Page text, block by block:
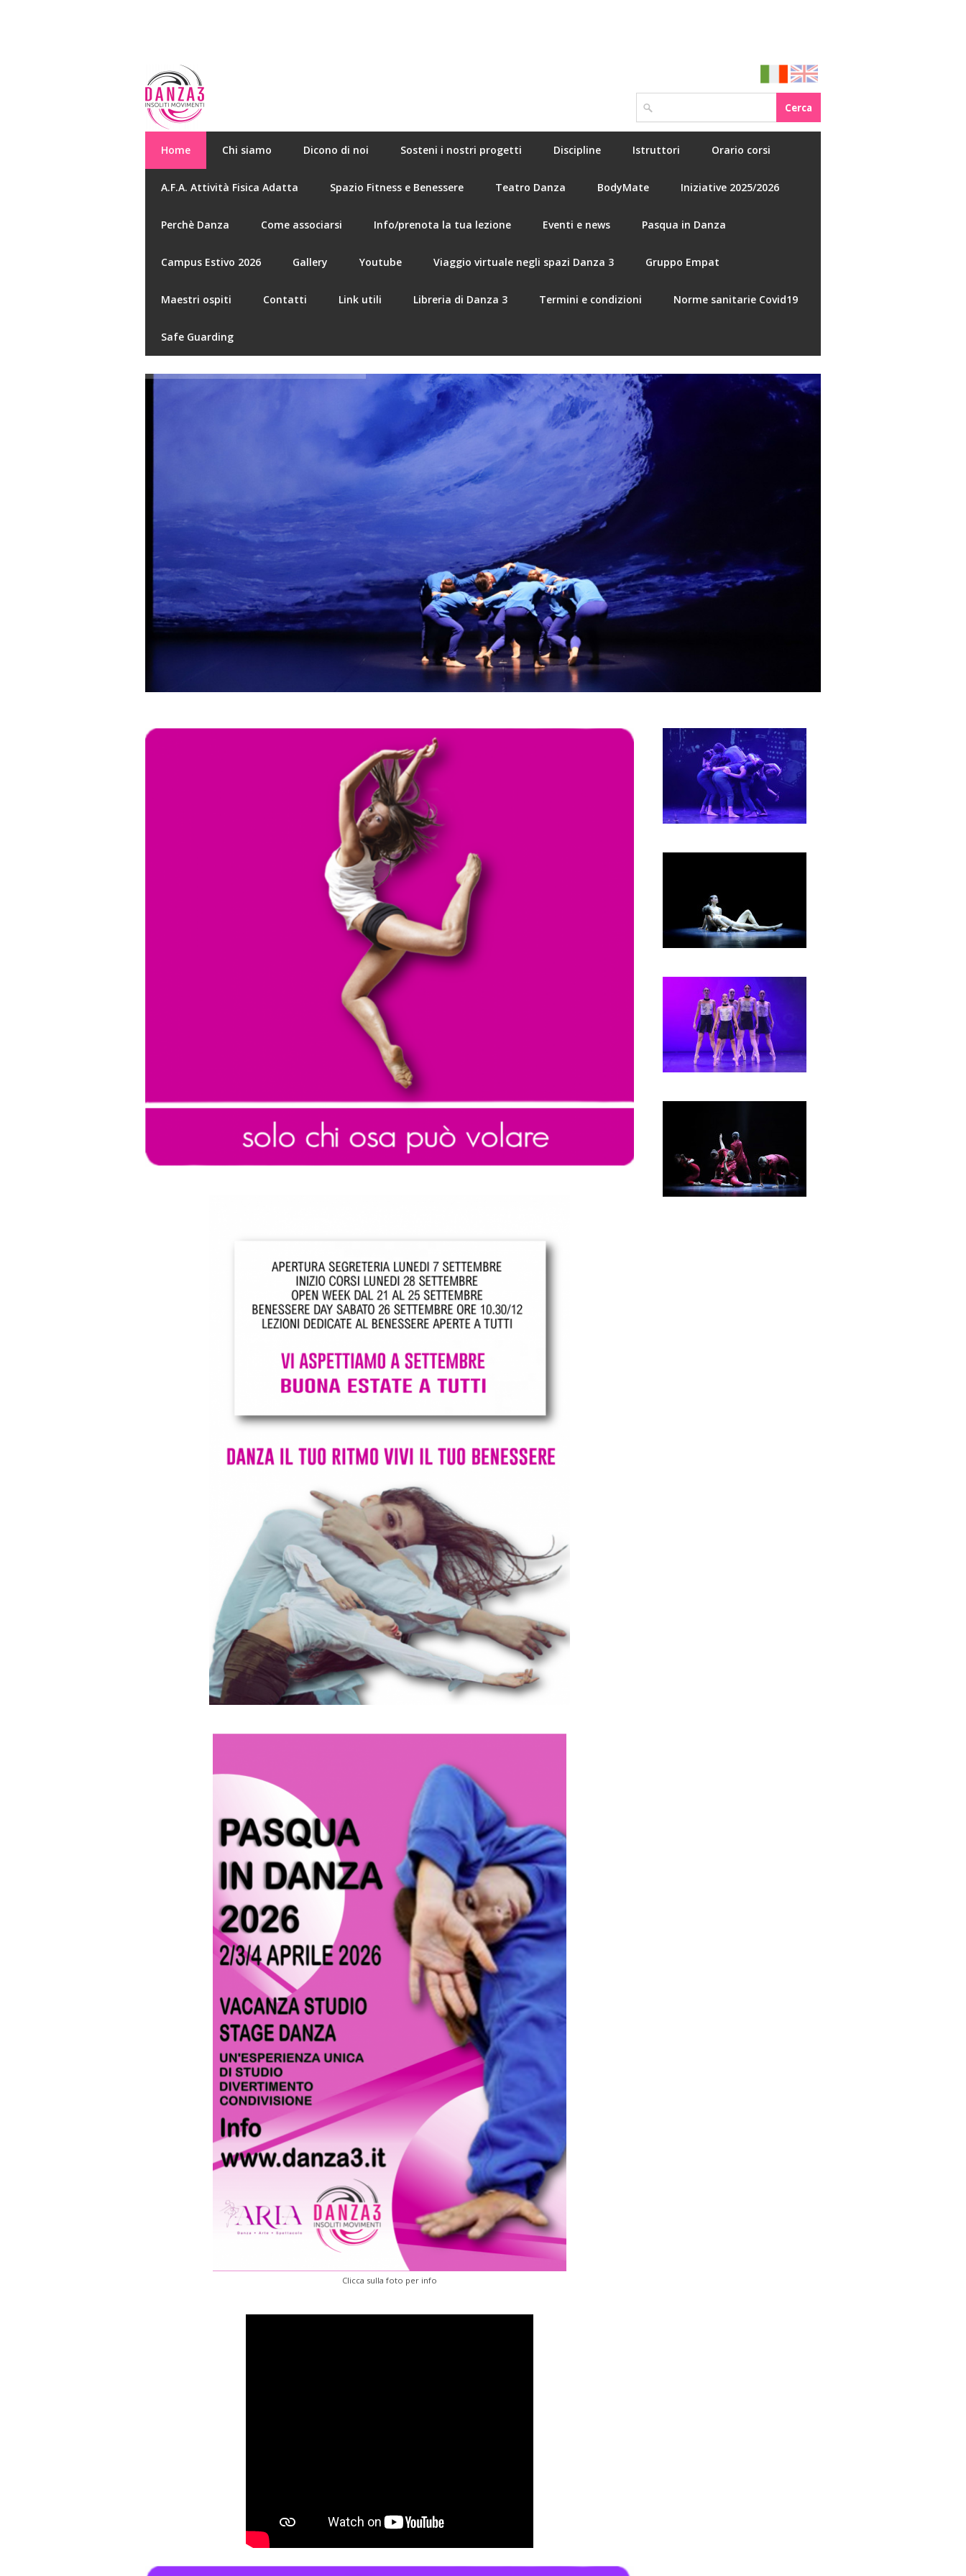
Home Chi siamo Dicono di noi Sosteni i nostri progetti Discipline Istruttori Orario corsi
A.F.A. Attività Fisica Adatta Spazio Fitness e Benessere Teatro Danza BodyMate Iniziative 2025/2026
Perchè Danza Come associarsi Info/prenota la tua lezione Eventi e news Pasqua in Danza
Campus Estivo 2026 Gallery Youtube Viaggio virtuale negli spazi Danza 3 Gruppo Empat
Maestri ospiti Contatti Link utili Libreria di Danza 3 Termini e condizioni Norme sanitarie Covid19
Safe Guarding
Clicca sulla foto per info